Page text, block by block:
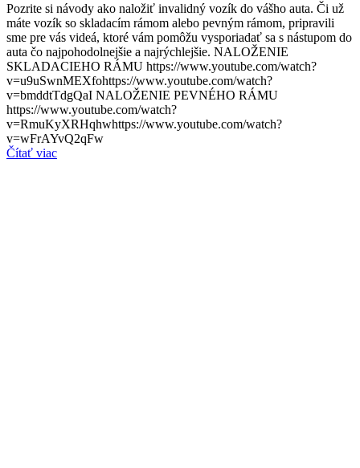
Pozrite si návody ako naložiť invalidný vozík do vášho auta. Či už
máte vozík so skladacím rámom alebo pevným rámom, pripravili
sme pre vás videá, ktoré vám pomôžu vysporiadať sa s nástupom do
auta čo najpohodolnejšie a najrýchlejšie. NALOŽENIE
SKLADACIEHO RÁMU https://www.youtube.com/watch?
v=u9uSwnMEXfohttps://www.youtube.com/watch?
v=bmddtTdgQaI NALOŽENIE PEVNÉHO RÁMU
https://www.youtube.com/watch?
v=RmuKyXRHqhwhttps://www.youtube.com/watch?
v=wFrAYvQ2qFw
Čítať viac